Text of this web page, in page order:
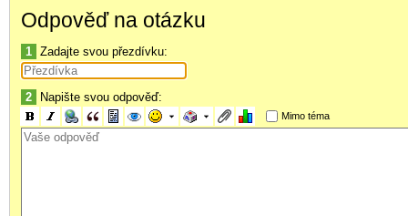
telefonu v samotných aplikacích, opravou displeje se přece
poradíte mi tedy, prosím, jak postupovat a jak se v rámci těchto
fotografiím, které byly v těchto aplikacích přeposlány? Na
Dostal jsem se k tomu až nyní, kdy tyto konverzace, fotky a
materiál.
Odpověď na otázku
1 Zadajte svou přezdívku:
2 Napište svou odpověď:
Mimo téma